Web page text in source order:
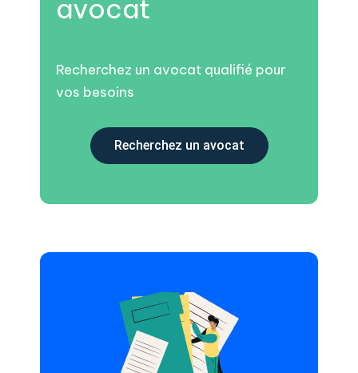
avocat
Recherchez un avocat qualifié pour
vos besoins
Recherchez un avocat